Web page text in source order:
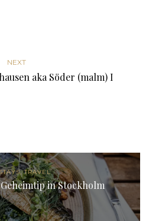
NEXT
aka Söder (malm) I
TRAVEL
in Stockholm